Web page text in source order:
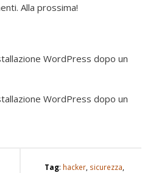
Alla prossima!
WordPress dopo un
WordPress dopo un
Tag: hacker, sicurezza